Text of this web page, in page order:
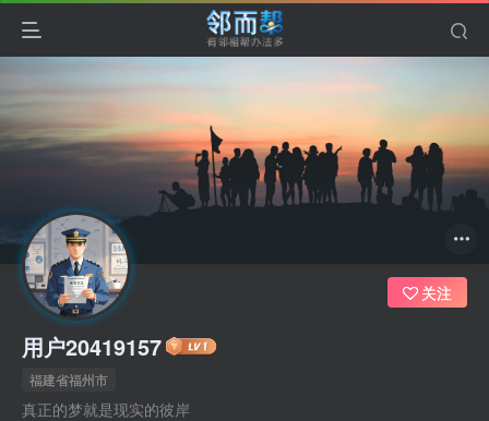
用户20419157
福建省福州市
真正的梦就是现实的彼岸
关注